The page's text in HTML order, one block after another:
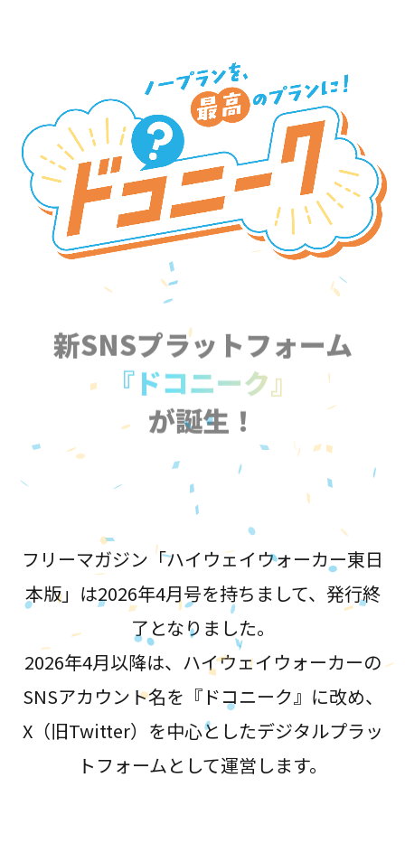
新SNSプラットフォーム
『ドコニーク』
が誕生！
フリーマガジン「ハイウェイウォーカー東日
本版」は2026年4月号を持ちまして、発行終
了となりました。
2026年4月以降は、ハイウェイウォーカーの
SNSアカウント名を『ドコニーク』に改め、
X（旧Twitter）を中心としたデジタルプラッ
トフォームとして運営します。